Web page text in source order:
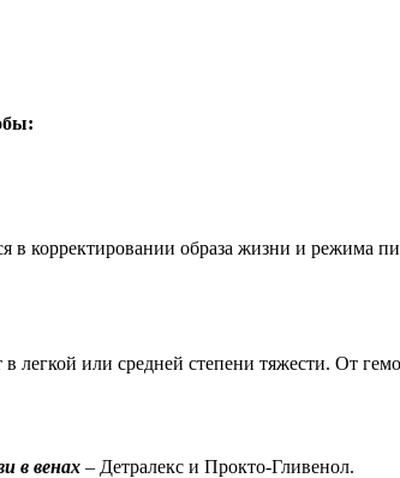
в корректировании образа жизни и режима
в легкой или средней степени тяжести. От
в венах – Детралекс и Прокто-Гливенол.